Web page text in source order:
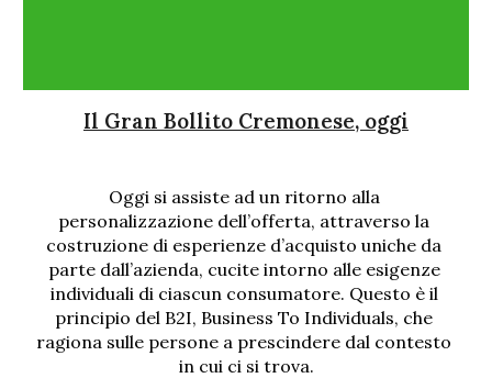
Il Gran Bollito Cremonese, oggi
Oggi si assiste ad un ritorno alla
personalizzazione dell’offerta, attraverso la
costruzione di esperienze d’acquisto uniche da
parte dall’azienda, cucite intorno alle esigenze
individuali di ciascun consumatore. Questo è il
principio del B2I, Business To Individuals, che
ragiona sulle persone a prescindere dal contesto
in cui ci si trova.